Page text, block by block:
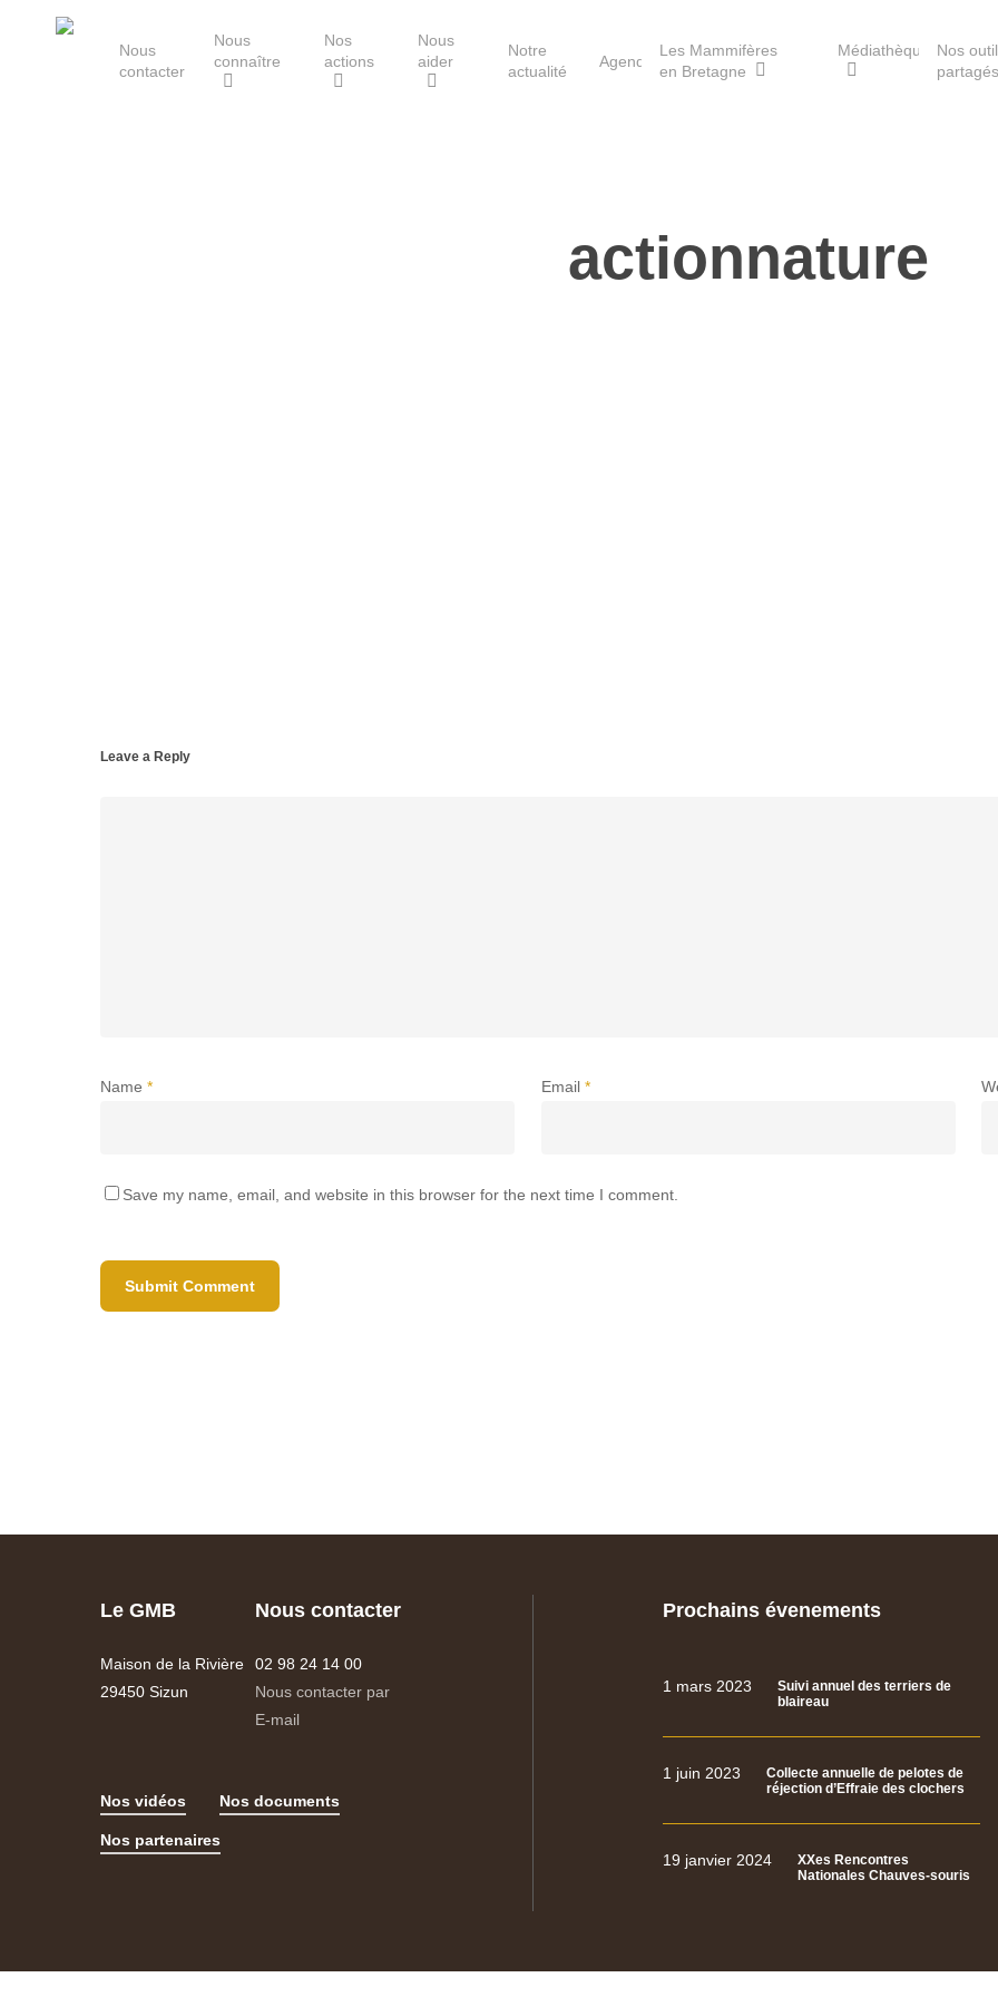
Nous
contacter
Nous
connaître
Nos
actions
Les Havres de paix pour la
loutre
Nous
aider
Notre
actualité
Agenda
Les Mammifères
en Bretagne
Médiathèque
Nos
partagés
actionnature
Leave a Reply
Name * Email *
Save my name, email, and website in this browser for the next time I comment.
Le GMB
Maison de la Rivière
29450 Sizun
Nous contacter
02 98 24 14 00
Nous contacter par
E-mail
Nos vidéos Nos documents
Nos partenaires
Prochains évenements
1 mars 2023
Suivi annuel des terriers de
blaireau
1 juin 2023
Collecte annuelle de pelotes de
réjection d’Effraie des clochers
19 janvier 2024
XXes Rencontres
Nationales Chauves-souris